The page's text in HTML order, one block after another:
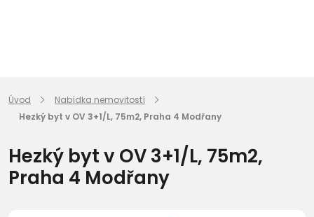
Úvod
Nabídka nemovitostí
Hezký byt v OV 3+1/L, 75m2, Praha 4 Modřany
Hezký byt v OV 3+1/L, 75m2,
Praha 4 Modřany